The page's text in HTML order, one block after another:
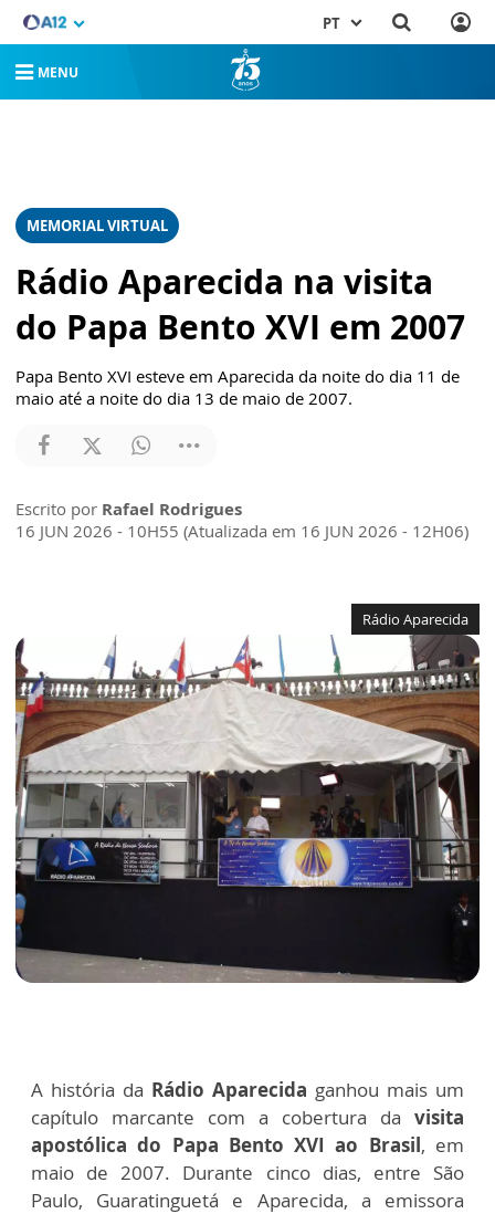
PT
MENU
MEMORIAL VIRTUAL
Rádio Aparecida na visita
do Papa Bento XVI em 2007
Papa Bento XVI esteve em Aparecida da noite do dia 11 de
maio até a noite do dia 13 de maio de 2007.
Escrito por Rafael Rodrigues
16 JUN 2026 - 10H55 (Atualizada em 16 JUN 2026 - 12H06)
Rádio Aparecida
A história da Rádio Aparecida ganhou mais um
capítulo marcante com a cobertura da visita
apostólica do Papa Bento XVI ao Brasil, em
maio de 2007. Durante cinco dias, entre São
Paulo, Guaratinguetá e Aparecida, a emissora